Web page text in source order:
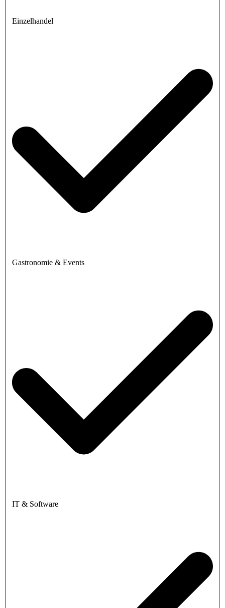
Einzelhandel
Gastronomie & Events
IT & Software